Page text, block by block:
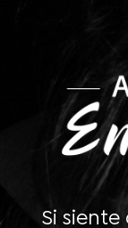
Si siente